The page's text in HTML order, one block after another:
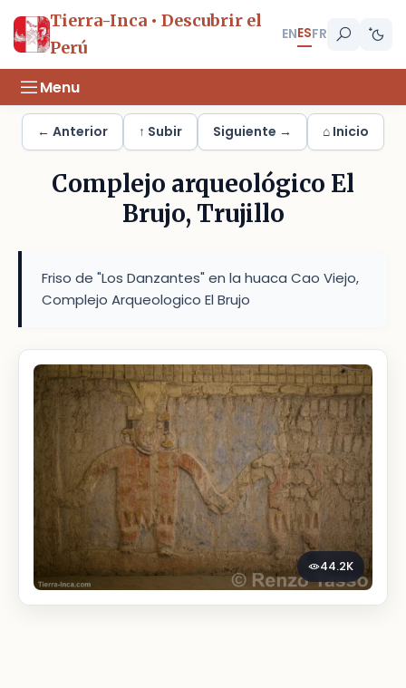
Tierra-Inca • Descubrir el
Perú
ENESFR
Menu
← Anterior ↑ Subir Siguiente → ⌂ Inicio
Complejo arqueológico El
Brujo, Trujillo
Friso de "Los Danzantes" en la huaca Cao Viejo,
Complejo Arqueologico El Brujo
44.2K